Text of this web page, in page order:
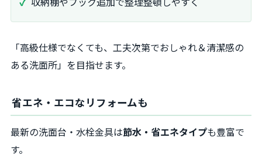
「高級仕様でなくても、工夫次第でおしゃれ＆清潔感の
ある洗面所」を目指せます。
省エネ・エコなリフォームも
最新の洗面台・水栓金具は節水・省エネタイプも豊富で
す。